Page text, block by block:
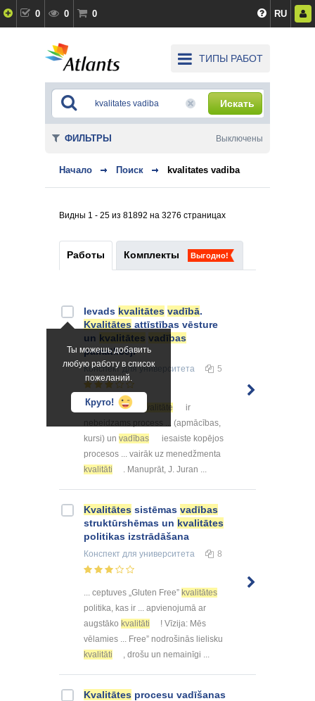
0 0 0 RU
ТИПЫ РАБОТ
Искать
Начало Поиск kvalitates vadiba
Видны 1 - 25 из 81892 на 3276 страницах
Работы Комплекты Выгодно!
Ты можешь добавить
любую работу в список
пожеланий.
Круто!
Ievads kvalitātes vadībā.
Kvalitātes attīstības vēsture
un kvalitātes vadības
pamatlicēji
Конспект для университета 5
... izsaka to, ka kvalitāte
ir
nebeidzams process ... (apmācības,
kursi) un vadības
iesaiste kopējos
procesos ... vairāk uz menedžmenta
kvalitāti
. Manuprāt, J. Juran ...
Kvalitātes sistēmas vadības
struktūrshēmas un kvalitātes
politikas izstrādāšana
Конспект для университета 8
... ceptuves „Gluten Free” kvalitātes
politika, kas ir ... apvienojumā ar
augstāko kvalitāti
! Vīzija: Mēs
vēlamies ... Free” nodrošinās lielisku
kvalitāti
, drošu un nemainīgi ...
Kvalitātes procesu vadīšanas
ФИЛЬТРЫ Выключены